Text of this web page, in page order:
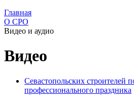
Главная
О СРО
Видео и аудио
Видео
Севастопольских строителей
профессионального праздника